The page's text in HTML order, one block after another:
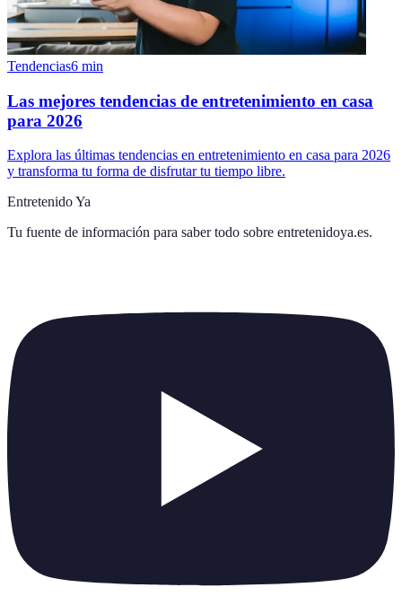
Tendencias6 min
Las mejores tendencias de entretenimiento en casa
para 2026
Explora las últimas tendencias en entretenimiento en casa para 2026
y transforma tu forma de disfrutar tu tiempo libre.
Entretenido Ya
Tu fuente de información para saber todo sobre entretenidoya.es.